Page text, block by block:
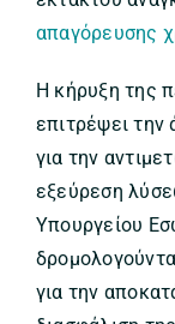
απαγόρευσης
Η κήρυξη της
επιτρέψει την
για την
εξεύρεση
Υπουργείου
για την